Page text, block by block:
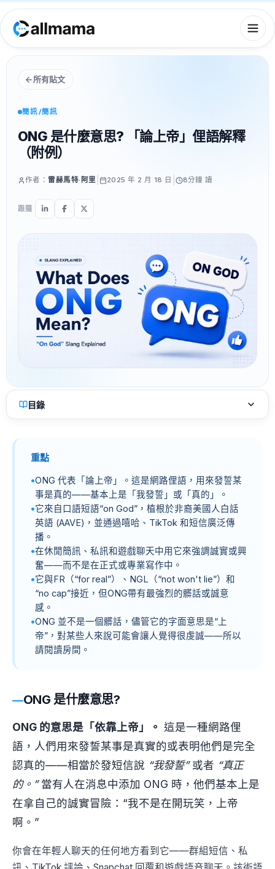
所有貼文
簡訊/簡訊
ONG 是什麼意思? 「論上帝」俚語解釋
（附例）
作者：雷赫馬特·阿里 2025 年 2 月 18 日 8分鐘 讀
跟隨
目錄
重點
ONG 代表「論上帝」。這是網路俚語，用來發誓某
事是真的——基本上是「我發誓」或「真的」。
它來自口語短語“on God”，植根於非裔美國人白話
英語 (AAVE)，並通過嘻哈、TikTok 和短信廣泛傳
播。
在休閒簡訊、私訊和遊戲聊天中用它來強調誠實或興
奮——而不是在正式或專業寫作中。
它與FR（“for real”）、NGL（“not won't lie”）和
“no cap”接近，但ONG帶有最強烈的髒話或誠意
感。
ONG 並不是一個髒話，儘管它的字面意思是“上
帝”，對某些人來說可能會讓人覺得很虔誠——所以
請閱讀房間。
ONG 是什麼意思?
ONG 的意思是「依靠上帝」。 這是一種網路俚
語，人們用來發誓某事是真實的或表明他們是完全
認真的——相當於發短信說 “我發誓”或者 “真正
的。”當有人在消息中添加 ONG 時，他們基本上是
在拿自己的誠實冒險：“我不是在開玩笑，上帝
啊。”
你會在年輕人聊天的任何地方看到它——群組短信、私